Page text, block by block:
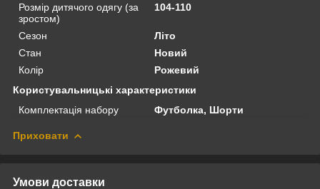
Розмір дитячого одягу (за
зростом)
104-110
Сезон
Літо
Стан
Новий
Колір
Рожевий
Користувальницькі характеристики
Комплектація набору
Футболка, Шорти
Приховати
Умови доставки